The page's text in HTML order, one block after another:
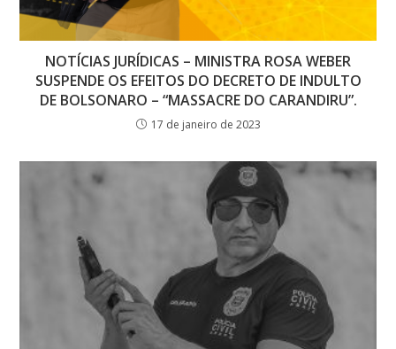
NOTÍCIAS JURÍDICAS – MINISTRA ROSA WEBER
SUSPENDE OS EFEITOS DO DECRETO DE INDULTO
DE BOLSONARO – “MASSACRE DO CARANDIRU”.
17 de janeiro de 2023